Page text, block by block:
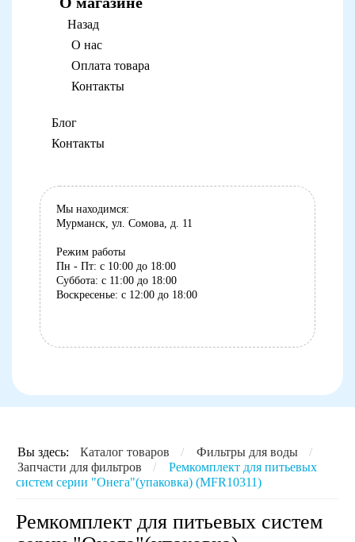
Назад
О нас
Оплата товара
Контакты
Блог
Контакты
Мы находимся:
Мурманск, ул. Сомова, д. 11
Режим работы
Пн - Пт: с 10:00 до 18:00
Суббота: с 11:00 до 18:00
Воскресенье: с 12:00 до 18:00
Вы здесь: Каталог товаров / Фильтры для воды
/
Запчасти для фильтров
/
Ремкомплект для питьевых
систем серии "Онега"(упаковка) (MFR10311)
Ремкомплект для питьевых систем